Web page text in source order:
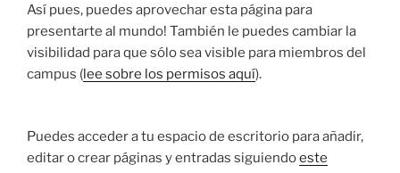
Así pues, puedes aprovechar esta página para
presentarte al mundo! También le puedes cambiar la
visibilidad para que sólo sea visible para miembros del
campus (lee sobre los permisos aquí).
Puedes acceder a tu espacio de escritorio para añadir,
editar o crear páginas y entradas siguiendoeste